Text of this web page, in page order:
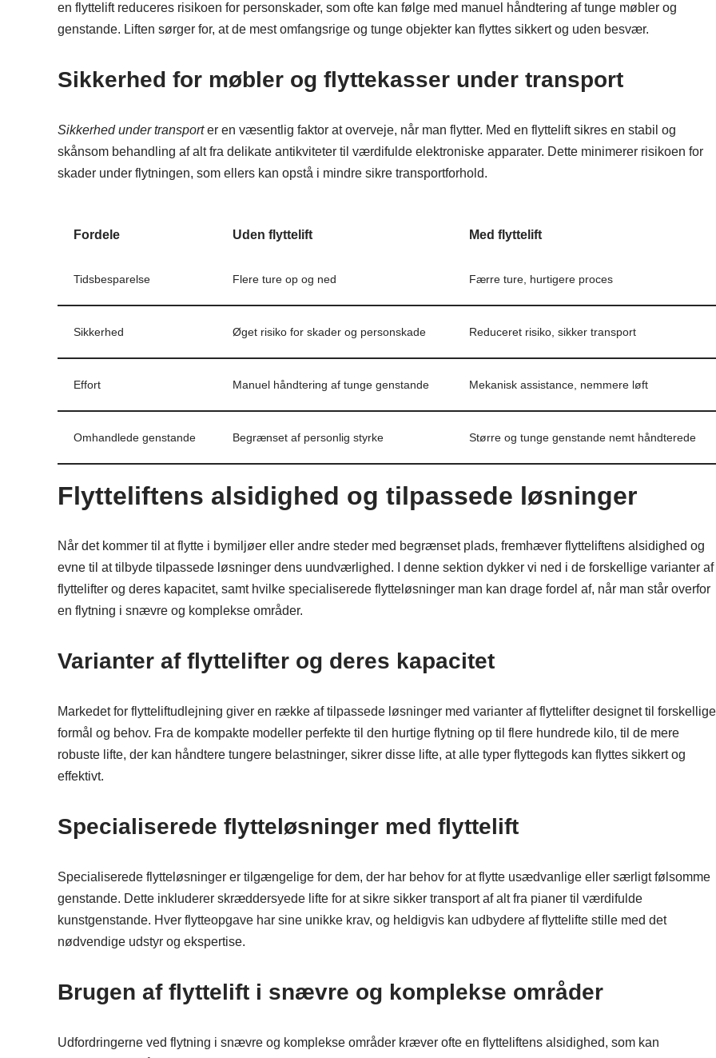
en flyttelift reduceres risikoen for personskader, som ofte kan følge med manuel håndtering af tunge møbler og
genstande. Liften sørger for, at de mest omfangsrige og tunge objekter kan flyttes sikkert og uden besvær.
Sikkerhed for møbler og flyttekasser under transport
Sikkerhed under transporter en væsentlig faktor at overveje, når man flytter. Med en flyttelift sikres en stabil og
skånsom behandling af alt fra delikate antikviteter til værdifulde elektroniske apparater. Dette minimerer risikoen for
skader under flytningen, som ellers kan opstå i mindre sikre transportforhold.
Fordele Uden flyttelift Med flyttelift
Tidsbesparelse Flere ture op og ned Færre ture, hurtigere proces
Sikkerhed Øget risiko for skader og personskade Reduceret risiko, sikker transport
Effort Manuel håndtering af tunge genstande Mekanisk assistance, nemmere løft
Omhandlede genstande Begrænset af personlig styrke Større og tunge genstande nemt håndterede
Flytteliftens alsidighed og tilpassede løsninger
Når det kommer til at flytte i bymiljøer eller andre steder med begrænset plads, fremhæver flytteliftens alsidighed og
evne til at tilbyde tilpassede løsninger dens uundværlighed. I denne sektion dykker vi ned i de forskellige varianter af
flyttelifter og deres kapacitet, samt hvilke specialiserede flytteløsninger man kan drage fordel af, når man står overfor
en flytning i snævre og komplekse områder.
Varianter af flyttelifter og deres kapacitet
Markedet for flytteliftudlejning giver en række af tilpassede løsninger med varianter af flyttelifter designet til forskellige
formål og behov. Fra de kompakte modeller perfekte til den hurtige flytning op til flere hundrede kilo, til de mere
robuste lifte, der kan håndtere tungere belastninger, sikrer disse lifte, at alle typer flyttegods kan flyttes sikkert og
effektivt.
Specialiserede flytteløsninger med flyttelift
Specialiserede flytteløsninger er tilgængelige for dem, der har behov for at flytte usædvanlige eller særligt følsomme
genstande. Dette inkluderer skræddersyede lifte for at sikre sikker transport af alt fra pianer til værdifulde
kunstgenstande. Hver flytteopgave har sine unikke krav, og heldigvis kan udbydere af flyttelifte stille med det
nødvendige udstyr og ekspertise.
Brugen af flyttelift i snævre og komplekse områder
Udfordringerne ved flytning i snævre og komplekse områder kræver ofte en flytteliftens alsidighed, som kan